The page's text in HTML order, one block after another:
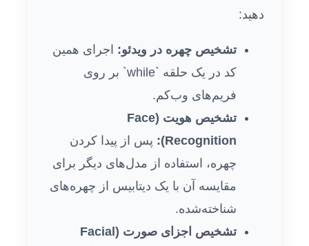
دهید:
تشخیص چهره در ویدئو: اجرای همین
کد در یک حلقه `while` بر روی
فریم‌های وب‌کم.
تشخیص هویت (Face
Recognition):
پس از پیدا کردن
چهره، استفاده از مدل‌های دیگر برای
مقایسه آن با یک دیتابیس از چهره‌های
شناخته‌شده.
تشخیص اجزای صورت (Facial